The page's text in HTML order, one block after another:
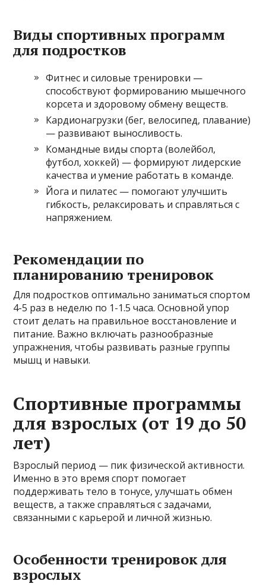
Виды спортивных программ
для подростков
Фитнес и силовые тренировки —
способствуют формированию мышечного
корсета и здоровому обмену веществ.
Кардионагрузки (бег, велосипед, плавание)
— развивают выносливость.
Командные виды спорта (волейбол,
футбол, хоккей) — формируют лидерские
качества и умение работать в команде.
Йога и пилатес — помогают улучшить
гибкость, релаксировать и справляться с
напряжением.
Рекомендации по
планированию тренировок
Для подростков оптимально заниматься спортом
4-5 раз в неделю по 1-1.5 часа. Основной упор
стоит делать на правильное восстановление и
питание. Важно включать разнообразные
упражнения, чтобы развивать разные группы
мышц и навыки.
Спортивные программы
для взрослых (от 19 до 50
лет)
Взрослый период — пик физической активности.
Именно в это время спорт помогает
поддерживать тело в тонусе, улучшать обмен
веществ, а также справляться с задачами,
связанными с карьерой и личной жизнью.
Особенности тренировок для
взрослых